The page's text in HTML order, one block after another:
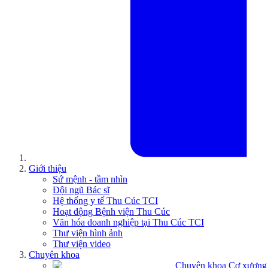
Giới thiệu
Sứ mệnh - tầm nhìn
Đội ngũ Bác sĩ
Hệ thống y tế Thu Cúc TCI
Hoạt động Bệnh viện Thu Cúc
Văn hóa doanh nghiệp tại Thu Cúc TCI
Thư viện hình ảnh
Thư viện video
Chuyên khoa
Chuyên khoa Cơ